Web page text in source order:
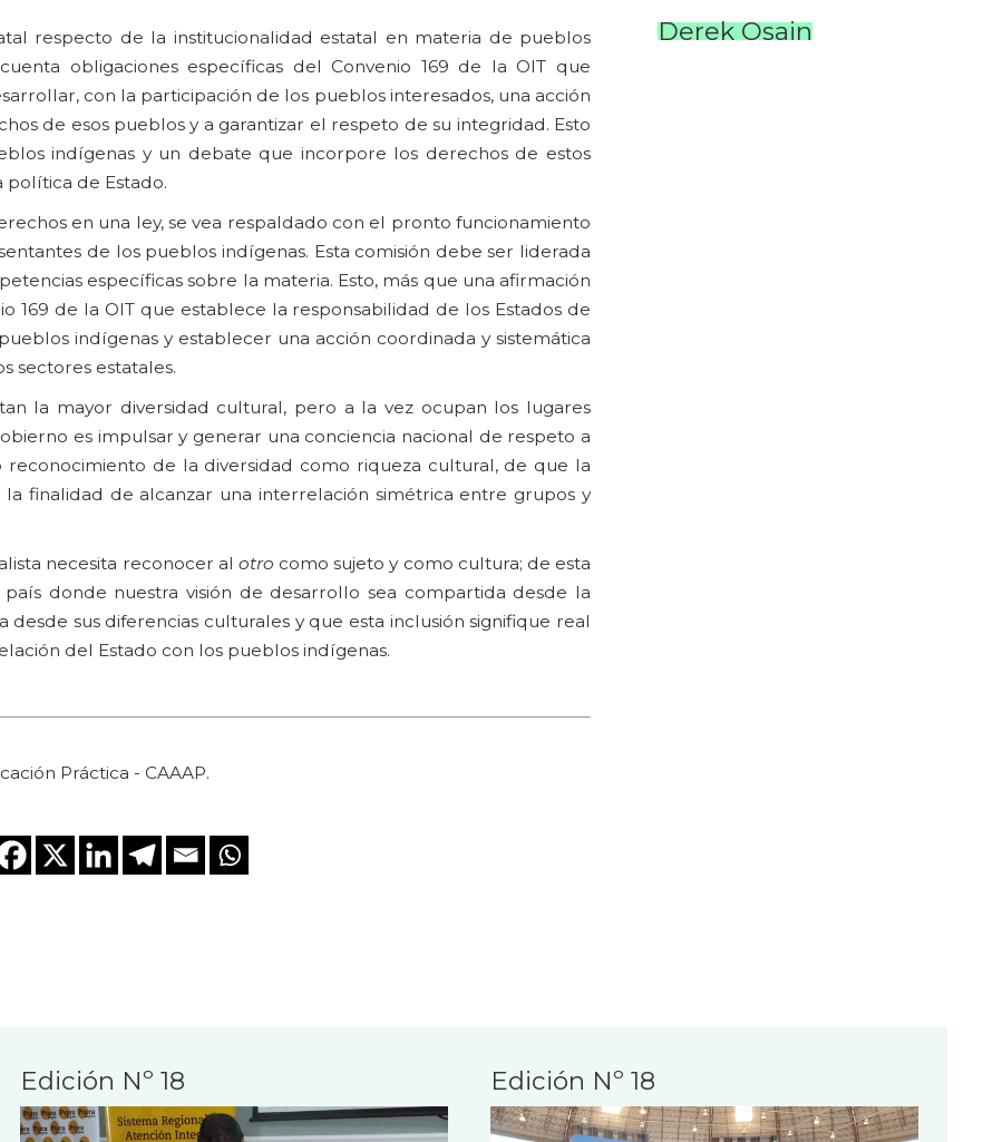
respecto de la institucionalidad estatal en materia de pueblos
obligaciones específicas del Convenio 169 de la OIT que
con la participación de los pueblos interesados, una acción
de esos pueblos y a garantizar el respeto de su integridad. Esto
indígenas y un debate que incorpore los derechos de estos
de Estado.
en una ley, se vea respaldado con el pronto funcionamiento
de los pueblos indígenas. Esta comisión debe ser liderada
específicas sobre la materia. Esto, más que una afirmación
169 de la OIT que establece la responsabilidad de los Estados de
indígenas y establecer una acción coordinada y sistemática
sectores estatales.
la mayor diversidad cultural, pero a la vez ocupan los lugares
es impulsar y generar una conciencia nacional de respeto a
de la diversidad como riqueza cultural, de que la
finalidad de alcanzar una interrelación simétrica entre grupos y
necesita reconocer al otro como sujeto y como cultura; de esta
donde nuestra visión de desarrollo sea compartida desde la
sus diferencias culturales y que esta inclusión signifique real
del Estado con los pueblos indígenas.
Práctica - CAAAP.
Derek Osain
Edición Nº 18 Edición Nº 18